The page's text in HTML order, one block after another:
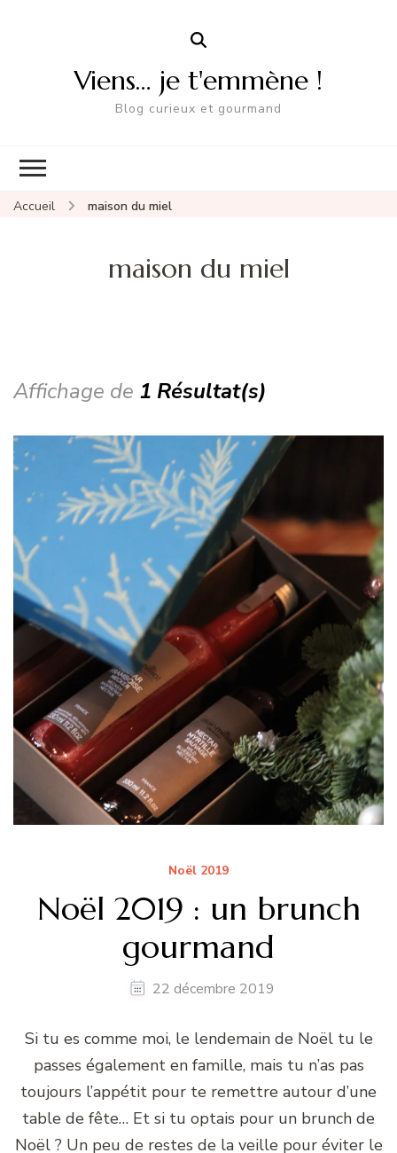
Viens… je t'emmène !
Blog curieux et gourmand
Accueil maison du miel
maison du miel
Affichage de 1 Résultat(s)
Noël 2019
Noël 2019 : un brunch
gourmand
22 décembre 2019
Si tu es comme moi, le lendemain de Noël tu le
passes également en famille, mais tu n’as pas
toujours l’appétit pour te remettre autour d’une
table de fête… Et si tu optais pour un brunch de
Noël ? Un peu de restes de la veille pour éviter le